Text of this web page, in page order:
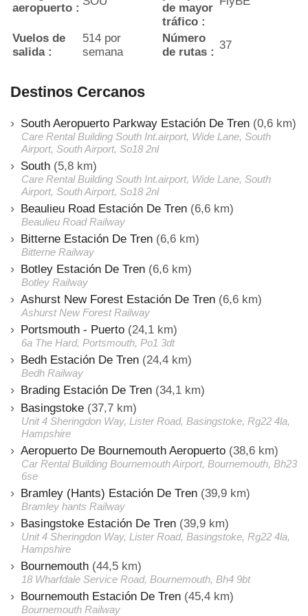
aeropuerto :
de mayor
tráfico :
Vuelos de
salida :
514 por
semana
Número
de rutas :
37
Destinos Cercanos
South Aeropuerto Parkway Estación De Tren (0,6 km)
Care Rental Building South Int.airport, Wide Lane, South
Airport, South Airport, So18 2nl
South (5,8 km)
Care Rental Building South Int.airport, Wide Lane, South
Airport, South Airport, So18 2nl
Beaulieu Road Estación De Tren (6,6 km)
Beaulieu Road Railway
Bitterne Estación De Tren (6,6 km)
Bitterne Railway
Botley Estación De Tren (6,6 km)
Botley Railway
Ashurst New Forest Estación De Tren (6,6 km)
Ashurst New Forest Railway
Portsmouth - Puerto (24,1 km)
6a The Hard, Portsmouth, Po1 3dt
Bedh Estación De Tren (24,4 km)
Bedh Railway
Brading Estación De Tren (34,1 km)
Basingstoke (37,7 km)
Unit 4 Sheringdon Way, Lister Road, Basingstoke, Rg22 4la,
Hampshire
Aeropuerto De Bournemouth Aeropuerto (38,6 km)
Car Rental Building Bournemouth Airport, Bournemouth, Bh23
6se
Bramley (Hants) Estación De Tren (39,9 km)
Bramley hants Railway
Basingstoke Estación De Tren (39,9 km)
Unit 4 Sheringdon Way, Lister Road, Basingstoke, Rg22 4la,
Hampshire
Bournemouth (44,5 km)
18 Wharfdale Service Road, Bournemouth, Bh4 9bt
Bournemouth Estación De Tren (45,4 km)
Bournemouth Railway